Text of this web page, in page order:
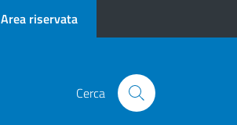
Area riservata
Cerca